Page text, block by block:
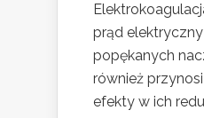
prąd
popękanych
również
efekty w ich